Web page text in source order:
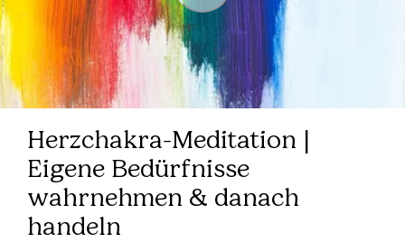
Herzchakra-Meditation |
Eigene Bedürfnisse
wahrnehmen & danach
handeln